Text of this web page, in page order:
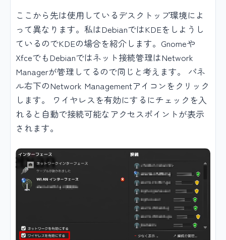
ここから先は使用しているデスクトップ環境によ
って異なります。私はDebianではKDEをしようし
ているのでKDEの場合を紹介します。Gnomeや
XfceでもDebianではネット接続管理はNetwork
Managerが管理してるので同じと考えます。 パネ
ル右下のNetwork Managementアイコンをクリック
します。 ワイヤレスを有効にするにチェックを入
れると自動で接続可能なアクセスポイントが表示
されます。